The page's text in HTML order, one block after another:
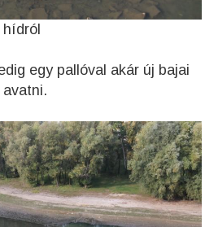
hídról
egy pallóval akár új bajai